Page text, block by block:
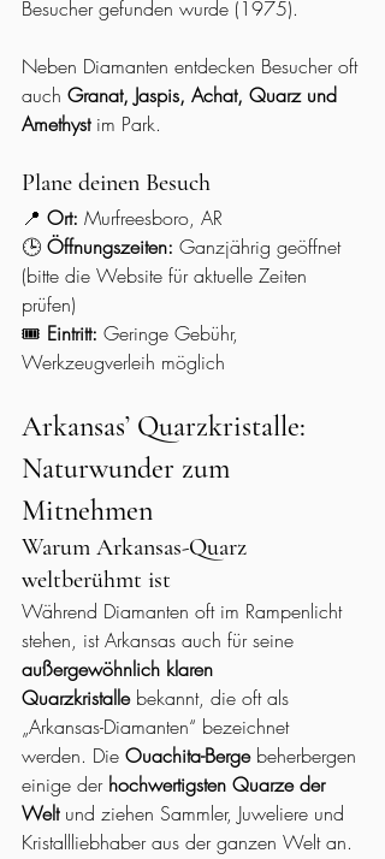
Besucher gefunden wurde (1975).
Neben Diamanten entdecken Besucher oft
auch Granat, Jaspis, Achat, Quarz und
Amethyst im Park.
Plane deinen Besuch
📍 Ort: Murfreesboro, AR
🕒 Öffnungszeiten: Ganzjährig geöffnet
(bitte die Website für aktuelle Zeiten
prüfen)
🎟️ Eintritt: Geringe Gebühr,
Werkzeugverleih möglich
Arkansas’ Quarzkristalle:
Naturwunder zum
Mitnehmen
Warum Arkansas-Quarz
weltberühmt ist
Während Diamanten oft im Rampenlicht
stehen, ist Arkansas auch für seine
außergewöhnlich klaren
Quarzkristalle bekannt, die oft als
„Arkansas-Diamanten“ bezeichnet
werden. Die Ouachita-Berge beherbergen
einige der hochwertigsten Quarze der
Welt und ziehen Sammler, Juweliere und
Kristallliebhaber aus der ganzen Welt an.